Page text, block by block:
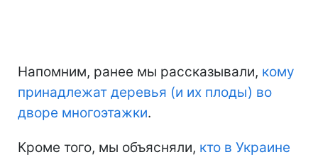
Напомним, ранее мы рассказывали, кому
принадлежат деревья (и их плоды) во
дворе многоэтажки.
Кроме того, мы объясняли, кто в Украине